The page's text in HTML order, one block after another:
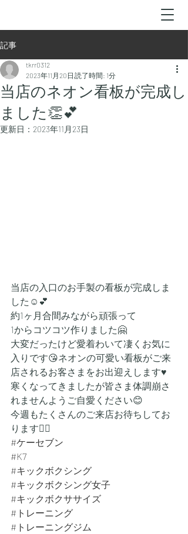
記事
当店のネオン看板が完成し
ました👏💕
tkrr0312
2023年11月20日 読了時間: 1分
更新日： 2023年11月23日
当店の入口のお手製の看板が完成しま
した☺️💕
約1ヶ月合間みながら頑張って
1からコツコツ作りました🤗
大変だったけど愛着わいて凄くお気に
入りです😘ネオンの可愛い看板がご来
店されるお客さまをお出迎えします♥️
寒くなってきましたが皆さま体調崩さ
れませんようご自愛ください😊
今週もたくさんのご来店お待ちしてお
ります💁‍♀️
#ケーセブン
#K7
#キックボクシング
#キックボクシング女子
#キックボクササイズ
#トレーニング
#トレーニングジム